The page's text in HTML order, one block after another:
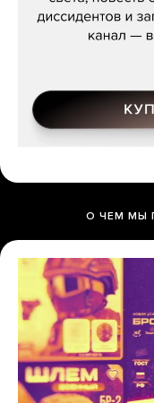
О ЧЕМ МЫ